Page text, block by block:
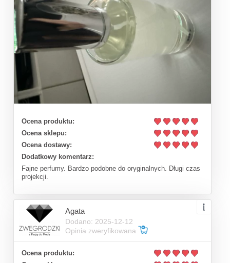
Ocena produktu:
Ocena sklepu:
Ocena dostawy:
Dodatkowy komentarz:
Fajne perfumy. Bardzo podobne do oryginalnych. Długi czas
projekcji.
Agata
Dodano: 2025-12-12
Opinia zweryfikowana
Ocena produktu: